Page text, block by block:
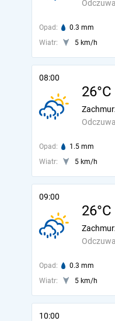
Opad: 0.3 mm
Wiatr:
5 km/h
08:00
26°C
Opad: 1.5 mm
Wiatr:
5 km/h
09:00
26°C
Opad: 0.3 mm
Wiatr:
5 km/h
10:00